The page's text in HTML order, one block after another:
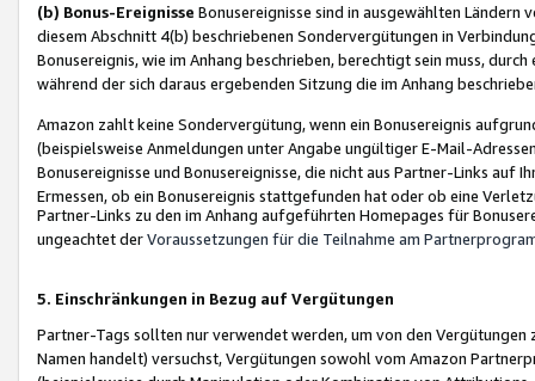
(b) Bonus-Ereignisse Bonusereignisse sind in ausgewählten Ländern
diesem Abschnitt 4(b) beschriebenen Sondervergütungen in
Bonusereignis, wie im Anhang beschrieben, berechtigt sein muss,
während der sich daraus ergebenden Sitzung die im Anhang
Amazon zahlt keine Sondervergütung, wenn ein Bonusereignis
(beispielsweise Anmeldungen unter Angabe ungültiger E-Mail-
Bonusereignisse und Bonusereignisse, die nicht aus Partner-Links auf
Ermessen, ob ein Bonusereignis stattgefunden hat oder ob eine
Partner-Links zu den im Anhang aufgeführten Homepages für
ungeachtet derVoraussetzungen für die Teilnahme am
5. Einschränkungen in Bezug auf Vergütungen
Partner-Tags sollten nur verwendet werden, um von den
Namen handelt) versuchst, Vergütungen sowohl vom Amazon